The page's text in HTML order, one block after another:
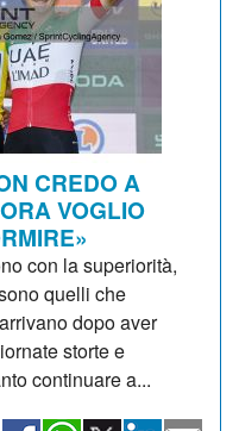
CREDO A
VOGLIO
con la superiorità,
quelli che
dopo aver
storte e
continuare a...